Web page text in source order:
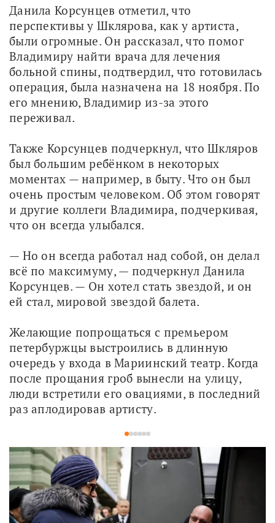
Данила Корсунцев отметил, что
перспективы у Шклярова, как у артиста,
были огромные. Он рассказал, что помог
Владимиру найти врача для лечения
больной спины, подтвердил, что готовилась
операция, была назначена на 18 ноября. По
его мнению, Владимир из-за этого
переживал.
Также Корсунцев подчеркнул, что Шкляров
был большим ребёнком в некоторых
моментах — например, в быту. Что он был
очень простым человеком. Об этом говорят
и другие коллеги Владимира, подчеркивая,
что он всегда улыбался.
— Но он всегда работал над собой, он делал
всё по максимуму, — подчеркнул Данила
Корсунцев. — Он хотел стать звездой, и он
ей стал, мировой звездой балета.
Желающие попрощаться с премьером
петербуржцы выстроились в длинную
очередь у входа в Мариинский театр. Когда
после прощания гроб вынесли на улицу,
люди встретили его овациями, в последний
раз аплодировав артисту.
123456